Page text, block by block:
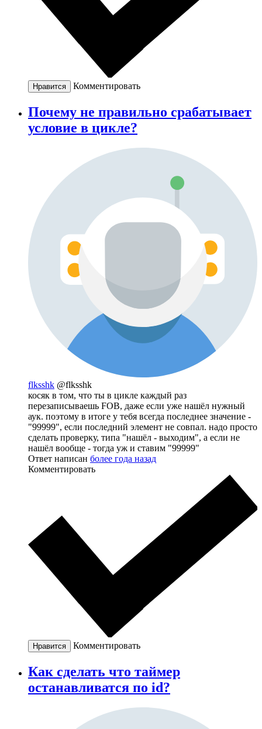
Нравится Комментировать
Почему не правильно срабатывает
условие в цикле?
flksshk @flksshk
косяк в том, что ты в цикле каждый раз
перезаписываешь FOB, даже если уже нашёл нужный
аук. поэтому в итоге у тебя всегда последнее значение -
"99999", если последний элемент не совпал. надо просто
сделать проверку, типа "нашёл - выходим", а если не
нашёл вообще - тогда уж и ставим "99999"
Ответ написан более года назад
Комментировать
Нравится Комментировать
Как сделать что таймер
останавливатся по id?